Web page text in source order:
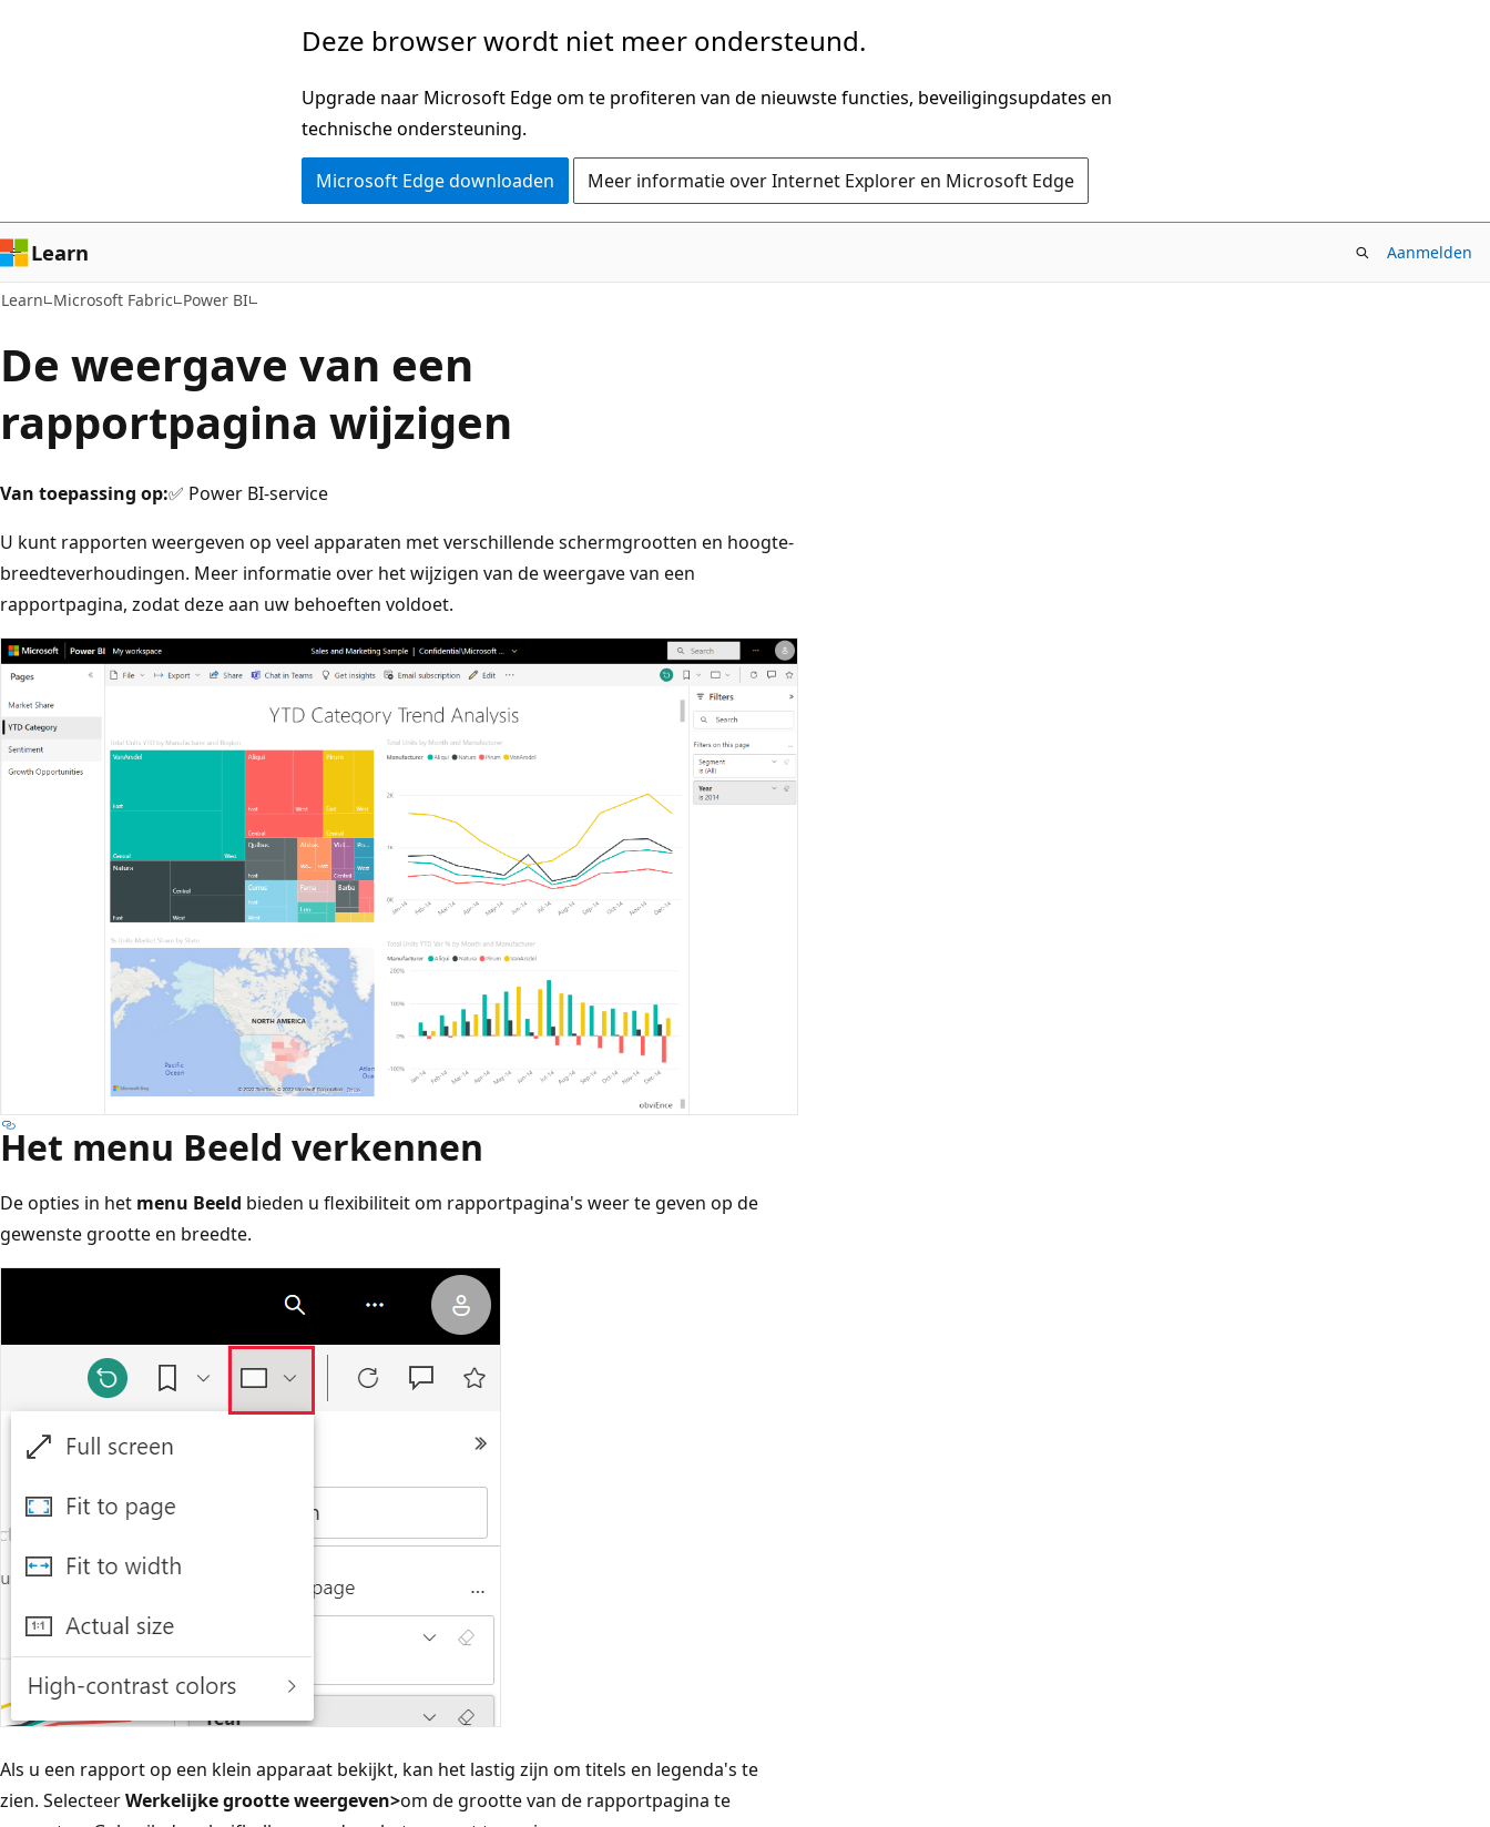
Deze browser wordt niet meer ondersteund.
Upgrade naar Microsoft Edge om te profiteren van de nieuwste functies, beveiligingsupdates en
technische ondersteuning.
Microsoft Edge downloaden Meer informatie over Internet Explorer en Microsoft Edge
Learn Aanmelden
Learn Microsoft Fabric Power BI
De weergave van een
rapportpagina wijzigen
Van toepassing op:✅ Power BI-service
U kunt rapporten weergeven op veel apparaten met verschillende schermgrootten en hoogte-
breedteverhoudingen. Meer informatie over het wijzigen van de weergave van een
rapportpagina, zodat deze aan uw behoeften voldoet.
Het menu Beeld verkennen
De opties in het menu Beeld bieden u flexibiliteit om rapportpagina's weer te geven op de
gewenste grootte en breedte.
Als u een rapport op een klein apparaat bekijkt, kan het lastig zijn om titels en legenda's te
zien. SelecteerWerkelijke grootteweergeven>om de grootte van de rapportpagina te